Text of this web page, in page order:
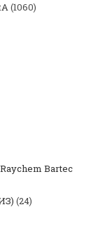
(1060)
Bartec
(24)